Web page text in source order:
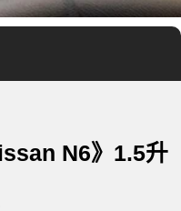
N6》1.5升